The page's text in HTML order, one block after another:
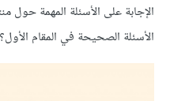
الإجابة على الأسئلة المهمة
الأسئلة الصحيحة في المقام الأول؟